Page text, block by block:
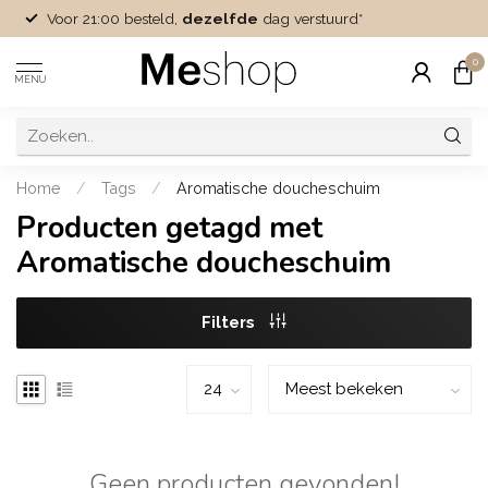
Voor 21:00 besteld, dezelfde dag verstuurd*
MENU
0
Home / Tags / Aromatische doucheschuim
Producten getagd met
Aromatische doucheschuim
Filters